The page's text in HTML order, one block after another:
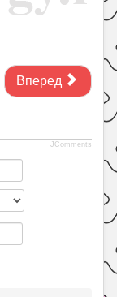
Вперед
JComments